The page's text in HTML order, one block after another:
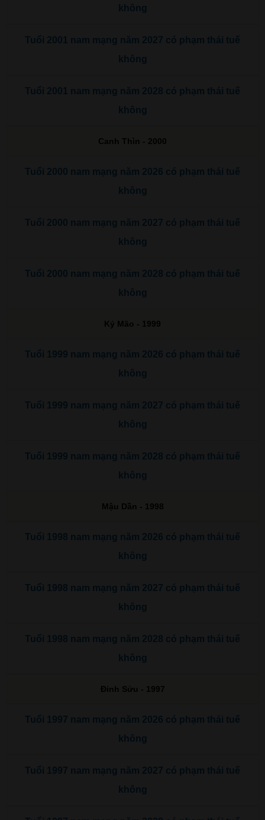
không
Tuổi 2001 nam mạng năm 2027 có phạm thái tuế
không
Tuổi 2001 nam mạng năm 2028 có phạm thái tuế
không
Canh Thìn - 2000
Tuổi 2000 nam mạng năm 2026 có phạm thái tuế
không
Tuổi 2000 nam mạng năm 2027 có phạm thái tuế
không
Tuổi 2000 nam mạng năm 2028 có phạm thái tuế
không
Kỷ Mão - 1999
Tuổi 1999 nam mạng năm 2026 có phạm thái tuế
không
Tuổi 1999 nam mạng năm 2027 có phạm thái tuế
không
Tuổi 1999 nam mạng năm 2028 có phạm thái tuế
không
Mậu Dần - 1998
Tuổi 1998 nam mạng năm 2026 có phạm thái tuế
không
Tuổi 1998 nam mạng năm 2027 có phạm thái tuế
không
Tuổi 1998 nam mạng năm 2028 có phạm thái tuế
không
Đinh Sửu - 1997
Tuổi 1997 nam mạng năm 2026 có phạm thái tuế
không
Tuổi 1997 nam mạng năm 2027 có phạm thái tuế
không